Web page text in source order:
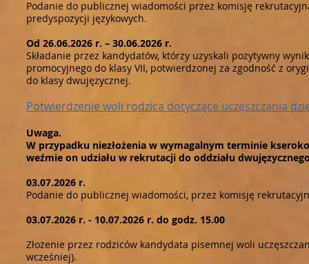
Podanie do publicznej wiadomości przez komisję
predyspozycji językowych.
Od 26.06.2026 r. – 30.06.2026 r.
Składanie przez kandydatów, którzy uzyskali pozytywny
promocyjnego do klasy VII, potwierdzonej za zgodność z
do klasy dwujęzycznej.
Potwierdzenie woli rodzica dotyczące uczęszczania
Uwaga.
W przypadku niezłożenia w wymagalnym terminie
weźmie on udziału w rekrutacji do oddziału
03.07.2026 r.
Podanie do publicznej wiadomości, przez komisję
03.07.2026 r. - 10.07.2026 r. do godz. 15.00
Złożenie przez rodziców kandydata pisemnej woli
wcześniej).